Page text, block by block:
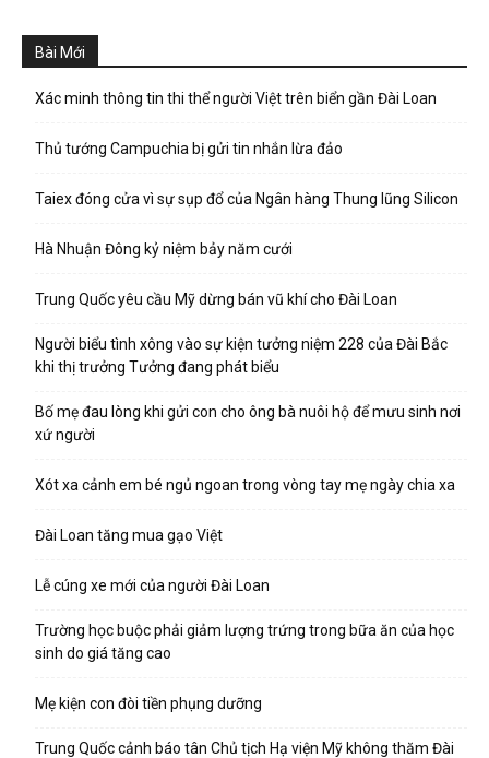
Bài Mới
Xác minh thông tin thi thể người Việt trên biển gần Đài Loan
Thủ tướng Campuchia bị gửi tin nhắn lừa đảo
Taiex đóng cửa vì sự sụp đổ của Ngân hàng Thung lũng Silicon
Hà Nhuận Đông kỷ niệm bảy năm cưới
Trung Quốc yêu cầu Mỹ dừng bán vũ khí cho Đài Loan
Người biểu tình xông vào sự kiện tưởng niệm 228 của Đài Bắc
khi thị trưởng Tưởng đang phát biểu
Bố mẹ đau lòng khi gửi con cho ông bà nuôi hộ để mưu sinh nơi
xứ người
Xót xa cảnh em bé ngủ ngoan trong vòng tay mẹ ngày chia xa
Đài Loan tăng mua gạo Việt
Lễ cúng xe mới của người Đài Loan
Trường học buộc phải giảm lượng trứng trong bữa ăn của học
sinh do giá tăng cao
Mẹ kiện con đòi tiền phụng dưỡng
Trung Quốc cảnh báo tân Chủ tịch Hạ viện Mỹ không thăm Đài